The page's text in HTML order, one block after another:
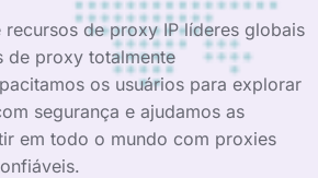
de proxy IP líderes globais
de proxy totalmente
os usuários para explorar
segurança e ajudamos as
em todo o mundo com proxies